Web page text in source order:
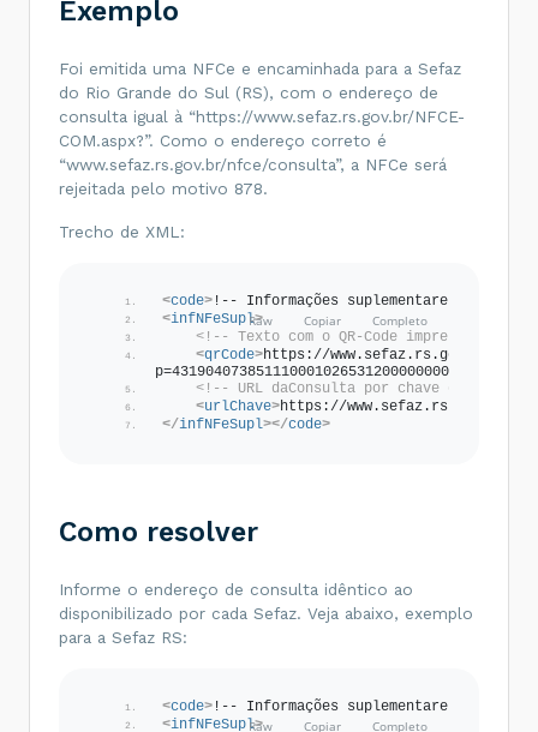
Exemplo
Foi emitida uma NFCe e encaminhada para a Sefaz
do Rio Grande do Sul (RS), com o endereço de
consulta igual à “https://www.sefaz.rs.gov.br/NFCE-
COM.aspx?”. Como o endereço correto é
“www.sefaz.rs.gov.br/nfce/consulta”, a NFCe será
rejeitada pelo motivo 878.
Trecho de XML:
<code> !-- Informações suplementares Nota
<infNFeSupl>
<!-- Texto com o QR-Code impresso no
<qrCode>https://www.sefaz.rs.gov.br/NFCE/
<!-- URL daConsulta por chave de acesso
<urlChave>https://www.sefaz.rs.gov.br/
</infNFeSupl></code>
Como resolver
Informe o endereço de consulta idêntico ao
disponibilizado por cada Sefaz. Veja abaixo, exemplo
para a Sefaz RS:
<code> !-- Informações suplementares Nota
<infNFeSupl>